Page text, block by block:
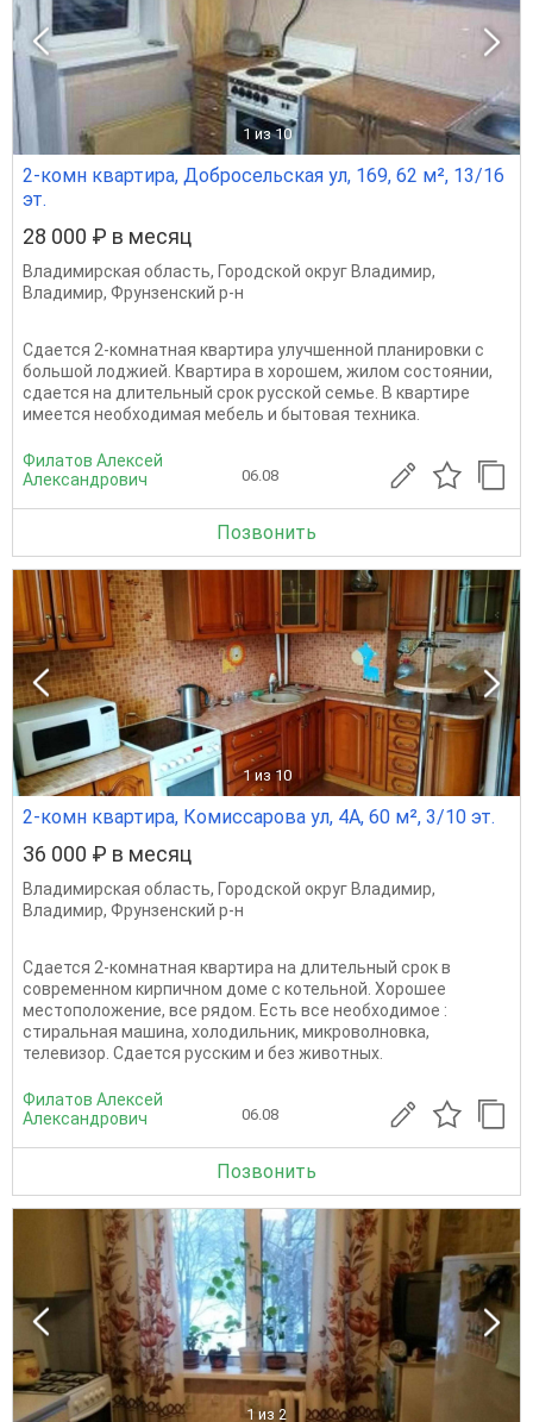
1 из 10
2-комн квартира, Добросельская ул, 169, 62 м², 13/16
эт.
28 000 ₽ в месяц
Владимирская область, Городской округ Владимир,
Владимир, Фрунзенский р-н
Сдается 2-комнатная квартира улучшенной планировки с
большой лоджией. Квартира в хорошем, жилом состоянии,
сдается на длительный срок русской семье. В квартире
имеется необходимая мебель и бытовая техника.
Филатов Алексей
Александрович
06.08
Позвонить
1 из 10
2-комн квартира, Комиссарова ул, 4А, 60 м², 3/10 эт.
36 000 ₽ в месяц
Владимирская область, Городской округ Владимир,
Владимир, Фрунзенский р-н
Сдается 2-комнатная квартира на длительный срок в
современном кирпичном доме с котельной. Хорошее
местоположение, все рядом. Есть все необходимое :
стиральная машина, холодильник, микроволновка,
телевизор. Сдается русским и без животных.
Филатов Алексей
Александрович
06.08
Позвонить
1 из 2